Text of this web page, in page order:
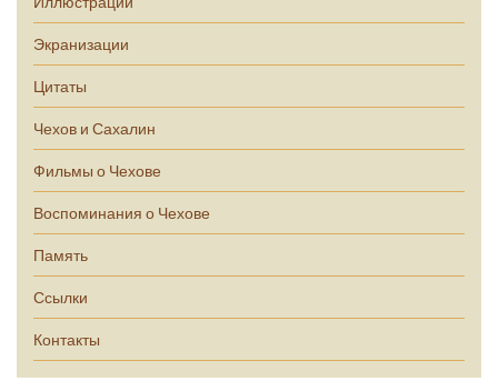
Экранизации
Цитаты
Чехов и Сахалин
Фильмы о Чехове
Воспоминания о Чехове
Память
Ссылки
Контакты